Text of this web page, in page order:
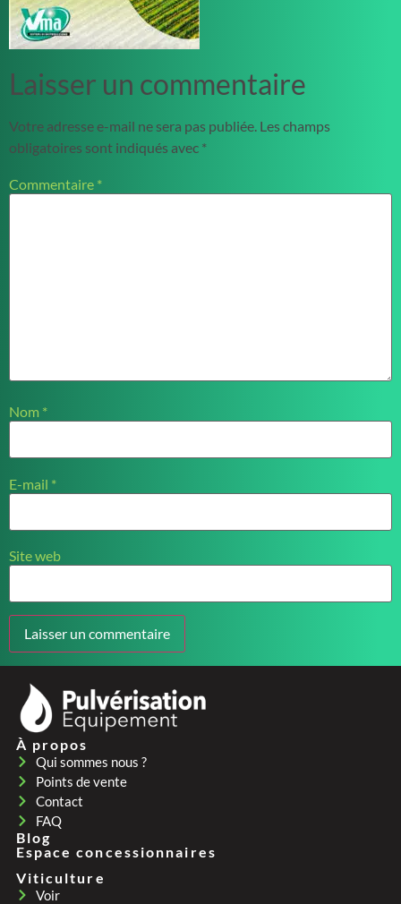
Laisser un commentaire
Votre adresse e-mail ne sera pas publiée. Les champs
obligatoires sont indiqués avec *
Commentaire *
Nom *
E-mail *
Site web
À propos
Qui sommes nous ?
Points de vente
Contact
FAQ
Blog
Espace concessionnaires
Viticulture
Voir